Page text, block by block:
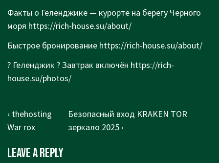
Факты о Геленджике — курорте на берегу Черного
моря https://rich-house.su/about/
Быстрое бронирование https://rich-house.su/about/
? Геленджик ? Завтрак включён https://rich-
house.su/photos/
Post
navigation
Previous
Post
‹ thehosting
War rox
Next
Post
Безопасный вход KRAKEN TOR
зеркало 2025 ›
Leave a Reply